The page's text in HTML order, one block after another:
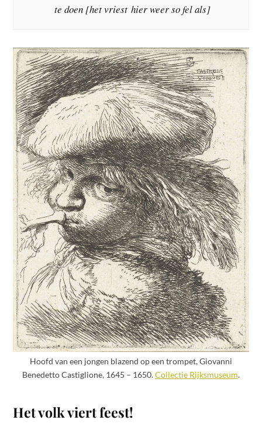
te doen [het vriest hier weer so fel als]
Hoofd van een jongen blazend op een trompet, Giovanni
Benedetto Castiglione, 1645 – 1650.Collectie Rijksmuseum.
Het volk viert feest!